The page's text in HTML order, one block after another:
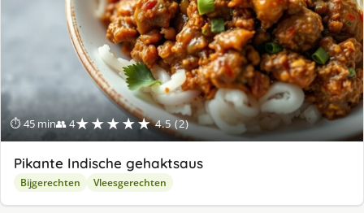
⏱ 45 min👥 4★★★★★ 4.5 (2)
Pikante Indische gehaktsaus
Bijgerechten Vleesgerechten